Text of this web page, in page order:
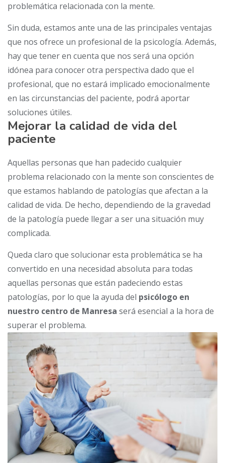
problemática relacionada con la mente.
Sin duda, estamos ante una de las principales ventajas
que nos ofrece un profesional de la psicología. Además,
hay que tener en cuenta que nos será una opción
idónea para conocer otra perspectiva dado que el
profesional, que no estará implicado emocionalmente
en las circunstancias del paciente, podrá aportar
soluciones útiles.
Mejorar la calidad de vida del
paciente
Aquellas personas que han padecido cualquier
problema relacionado con la mente son conscientes de
que estamos hablando de patologías que afectan a la
calidad de vida. De hecho, dependiendo de la gravedad
de la patología puede llegar a ser una situación muy
complicada.
Queda claro que solucionar esta problemática se ha
convertido en una necesidad absoluta para todas
aquellas personas que están padeciendo estas
patologías, por lo que la ayuda del psicólogo en
nuestro centro de Manresa será esencial a la hora de
superar el problema.